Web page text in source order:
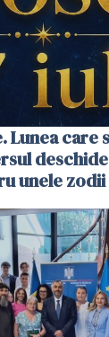
Lunea care
unele zodii